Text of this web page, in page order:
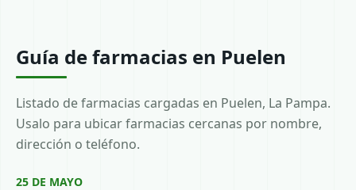
Guía de farmacias en Puelen
Listado de farmacias cargadas en Puelen, La Pampa.
Usalo para ubicar farmacias cercanas por nombre,
dirección o teléfono.
25 DE MAYO